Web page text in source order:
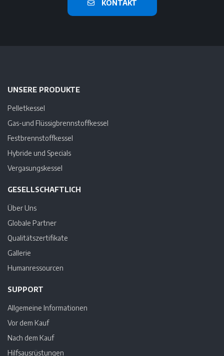
KONTAKT
UNSERE PRODUKTE
Pelletkessel
Gas-und Flüssigbrennstoffkessel
Festbrennstoffkessel
Hybride und Specials
Vergasungskessel
GESELLSCHAFTLICH
Über Uns
Globale Partner
Qualitätszertifikate
Gallerie
Humanressourcen
SUPPORT
Allgemeine Informationen
Vor dem Kauf
Nach dem Kauf
Hilfsausrüstungen